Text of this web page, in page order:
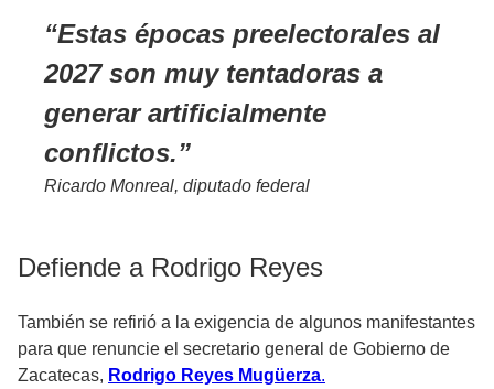
Estas épocas preelectorales al
2027 son muy tentadoras a
generar artificialmente
conflictos.
Ricardo Monreal, diputado federal
Defiende a Rodrigo Reyes
También se refirió a la exigencia de algunos manifestantes
para que renuncie el secretario general de Gobierno de
Zacatecas, Rodrigo Reyes Mugüerza.